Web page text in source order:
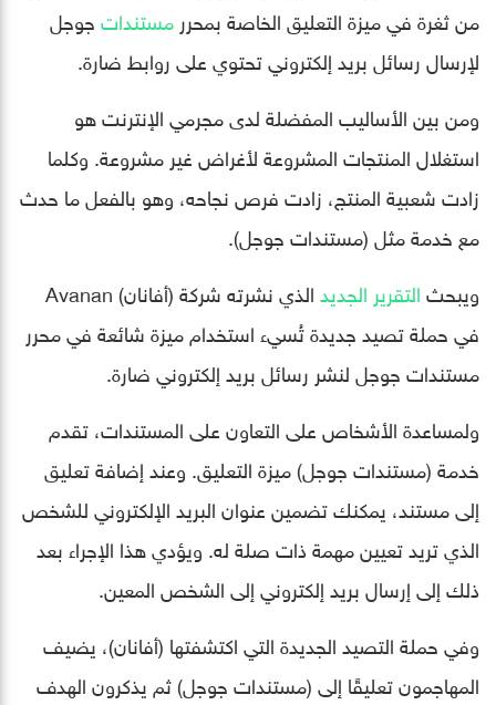
من ثغرة في ميزة التعليق الخاصة بمحرر مستنداتجوجل
لإرسال رسائل بريد إلكتروني تحتوي على روابط ضارة.
ومن بين الأساليب المفضلة لدى مجرمي الإنترنت هو
استغلال المنتجات المشروعة لأغراض غير مشروعة. وكلما
زادت شعبية المنتج، زادت فرص نجاحه، وهو بالفعل ما حدث
مع خدمة مثل (مستندات جوجل).
ويبحثالتقرير الجديد
الذي نشرته شركة (أفانان) Avanan
في حملة تصيد جديدة تُسيء استخدام ميزة شائعة في محرر
مستندات جوجل لنشر رسائل بريد إلكتروني ضارة.
ولمساعدة الأشخاص على التعاون على المستندات، تقدم
خدمة (مستندات جوجل) ميزة التعليق. وعند إضافة تعليق
إلى مستند، يمكنك تضمين عنوان البريد الإلكتروني للشخص
الذي تريد تعيين مهمة ذات صلة له. ويؤدي هذا الإجراء بعد
ذلك إلى إرسال بريد إلكتروني إلى الشخص المعين.
وفي حملة التصيد الجديدة التي اكتشفتها (أفانان)، يضيف
المهاجمون تعليقًا إلى (مستندات جوجل) ثم يذكرون الهدف